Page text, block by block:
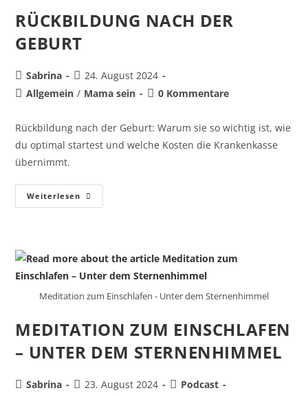
RÜCKBILDUNG NACH DER
GEBURT
Sabrina
24. August 2024
Allgemein / Mama sein 0 Kommentare
Rückbildung nach der Geburt: Warum sie so wichtig ist, wie
du optimal startest und welche Kosten die Krankenkasse
übernimmt.
Weiterlesen
Meditation zum Einschlafen - Unter dem Sternenhimmel
MEDITATION ZUM EINSCHLAFEN
– UNTER DEM STERNENHIMMEL
Sabrina 23. August 2024
Podcast